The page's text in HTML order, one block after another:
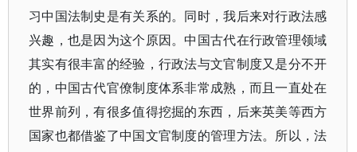
习中国法制史是有关系的。同时，我后来对行政法感
兴趣，也是因为这个原因。中国古代在行政管理领域
其实有很丰富的经验，行政法与文官制度又是分不开
的，中国古代官僚制度体系非常成熟，而且一直处在
世界前列，有很多值得挖掘的东西，后来英美等西方
国家也都借鉴了中国文官制度的管理方法。所以，法